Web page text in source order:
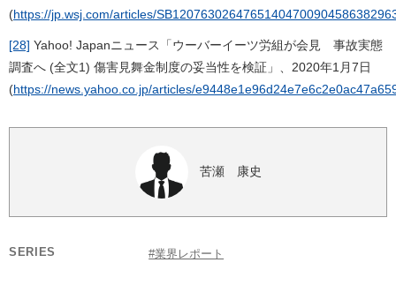
(https://jp.wsj.com/articles/
[28] Yahoo! Japanニュース「ウーバーイーツ労組が会見 事故実態
調査へ (全文1) 傷害見舞金制度の妥当性を検証」、2020年1月7日
(https://news.yahoo.co.jp/articles/
苦瀬 康史
SERIES #業界レポート